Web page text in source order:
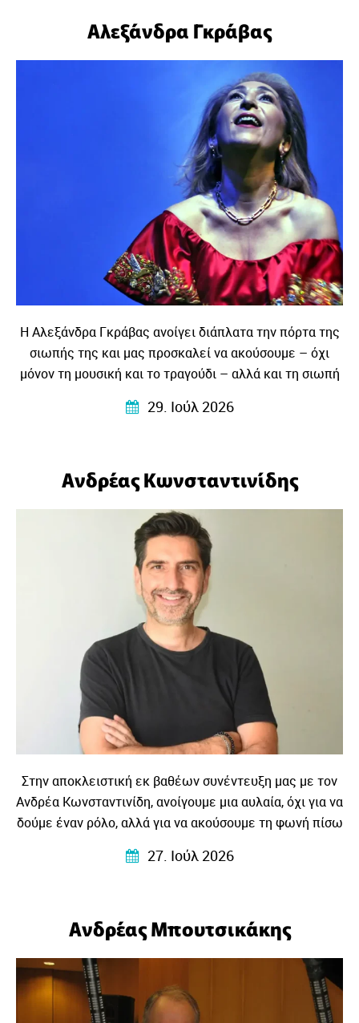
Αλεξάνδρα Γκράβας
Η Αλεξάνδρα Γκράβας ανοίγει διάπλατα την πόρτα της
σιωπής της και μας προσκαλεί να ακούσουμε – όχι
μόνον τη μουσική και το τραγούδι – αλλά και τη σιωπή
29. Ιούλ 2026
Ανδρέας Κωνσταντινίδης
Στην αποκλειστική εκ βαθέων συνέντευξη μας με τον
Ανδρέα Κωνσταντινίδη, ανοίγουμε μια αυλαία, όχι για να
δούμε έναν ρόλο, αλλά για να ακούσουμε τη φωνή πίσω
ιστορία ενός ανθρώπου που συνεχίζει να
παραμυθένια, λιγκ πιο ζωντανή…
27. Ιούλ 2026
Ανδρέας Μπουτσικάκης